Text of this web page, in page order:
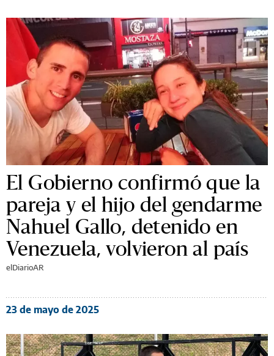
El Gobierno confirmó que la
pareja y el hijo del gendarme
Nahuel Gallo, detenido en
Venezuela, volvieron al país
elDiarioAR
23 de mayo de 2025